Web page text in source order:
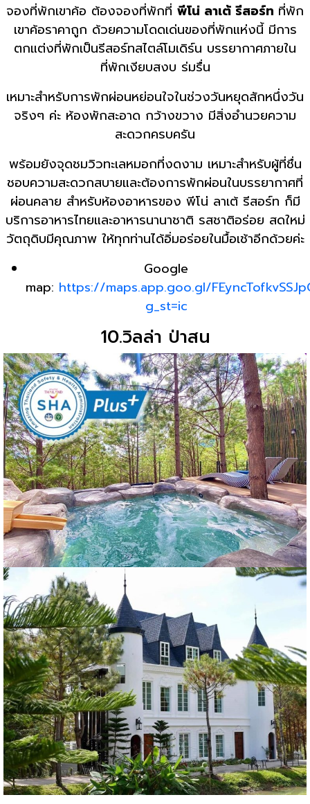
จองที่พักเขาค้อ ต้องจองที่พักที่ พีโน่ ลาเต้ รีสอร์ท ที่พัก
เขาค้อราคาถูก ด้วยความโดดเด่นของที่พักแห่งนี้ มีการ
ตกแต่งที่พักเป็นรีสอร์ทสไตล์โมเดิร์น บรรยากาศภายใน
ที่พักเงียบสงบ ร่มรื่น
เหมาะสำหรับการพักผ่อนหย่อนใจในช่วงวันหยุดสักหนึ่งวัน
จริงๆ ค่ะ ห้องพักสะอาด กว้างขวาง มีสิ่งอำนวยความ
สะดวกครบครัน
พร้อมยังจุดชมวิวทะเลหมอกที่งดงาม เหมาะสำหรับผู้ที่ชื่น
ชอบความสะดวกสบายและต้องการพักผ่อนในบรรยากาศที่
ผ่อนคลาย สำหรับห้องอาหารของ พีโน่ ลาเต้ รีสอร์ท ก็มี
บริการอาหารไทยและอาหารนานาชาติ รสชาติอร่อย สดใหม่
วัตถุดิบมีคุณภาพ ให้ทุกท่านได้อิ่มอร่อยในมื้อเช้าอีกด้วยค่ะ
Google
map: https://maps.app.goo.gl/
g_st=ic
10.วิลล่า ป่าสน